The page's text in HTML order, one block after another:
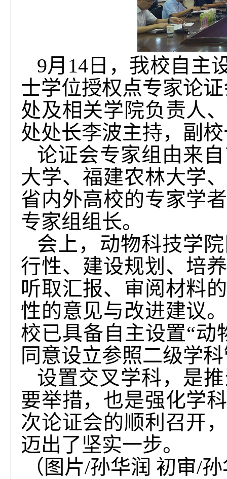
9月14日，我校自主
士学位授权点专家论
处及相关学院负责人
处处长李波主持，副
论证会专家组由来
大学、福建农林大学
省内外高校的专家学
专家组组长。
会上，动物科技学
行性、建设规划、培
听取汇报、审阅材料
性的意见与改进建议
校已具备自主设置“动
同意设立参照二级学
设置交叉学科，是
要举措，也是强化学
次论证会的顺利召开
迈出了坚实一步。
（图片/孙华润 初审/